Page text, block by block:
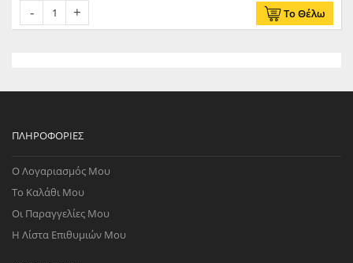
Το Θέλω
ΠΛΗΡΟΦΟΡΊΕΣ
Ο Λογαριασμός Μου
Το Καλάθι Μου
Οι Παραγγελίες Μου
Η Λίστα Επιθυμιών Μου